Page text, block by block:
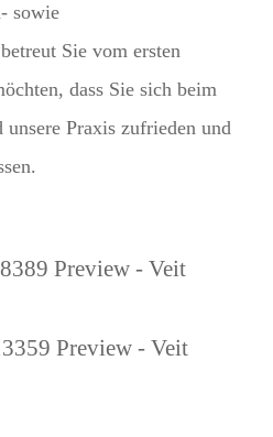
sowie
Sie vom ersten
dass Sie sich beim
Praxis zufrieden und